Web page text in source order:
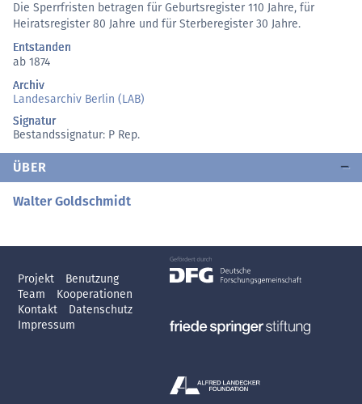
Die Sperrfristen betragen für Geburtsregister 110 Jahre, für
Heiratsregister 80 Jahre und für Sterberegister 30 Jahre.
Entstanden
ab 1874
Archiv
Landesarchiv Berlin (LAB)
Signatur
Bestandssignatur: P Rep.
ÜBER
Walter Goldschmidt
Projekt
Benutzung
Team
Kooperationen
Kontakt
Datenschutz
Impressum